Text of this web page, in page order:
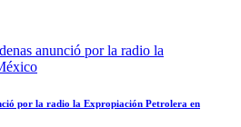
por la radio la Expropiación Petrolera en